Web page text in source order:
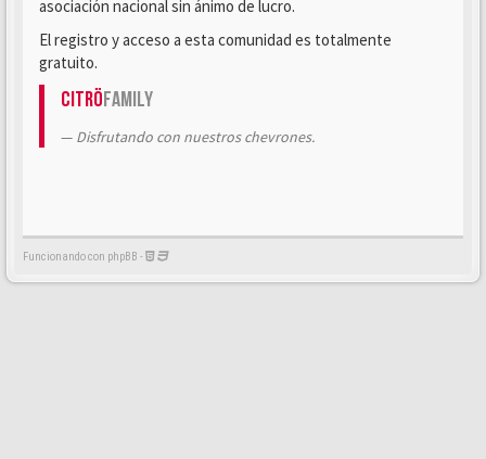
asociación nacional sin ánimo de lucro.
El registro y acceso a esta comunidad es totalmente
gratuito.
CitröFamily
Disfrutando con nuestros chevrones.
Funcionando con phpBB -